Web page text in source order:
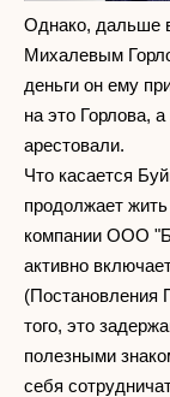
Однако, дальше
Михалевым
деньги он ему
на это Горлова,
арестовали.
Что касается
продолжает
компании ООО
активно
(Постановления
того, это
полезными
себя